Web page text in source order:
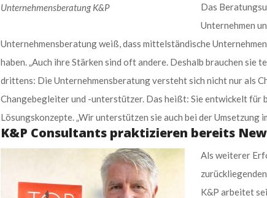
Unternehmensberatung K&P
Das
Unternehmen
Unternehmensberatung weiß, dass mittelständische
haben. „Auch ihre Stärken sind oft andere. Deshalb brauchen sie
drittens: Die Unternehmensberatung versteht sich nicht nur als
Changebegleiter und -unterstützer. Das heißt: Sie entwickelt für
Lösungskonzepte. „Wir unterstützen sie auch bei der Umsetzung
K&P Consultants praktizieren bereits
Als weiterer
K&P arbeitet